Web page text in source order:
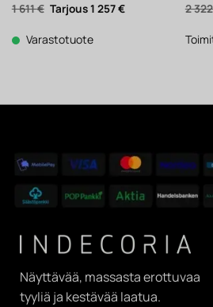
1 611€ Alkuperäinen
hinta
1
611 €.
1 257€Nykyinen
Varastotuote
2
Näyttävää, massasta erottuvaa
tyyliä ja kestävää laatua.